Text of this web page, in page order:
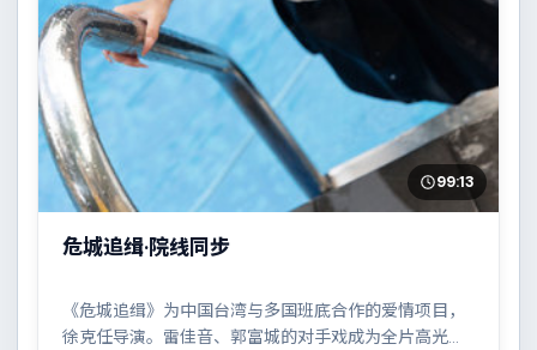
99:13
危城追缉·院线同步
《危城追缉》为中国台湾与多国班底合作的爱情项目，
徐克任导演。雷佳音、郭富城的对手戏成为全片高光，